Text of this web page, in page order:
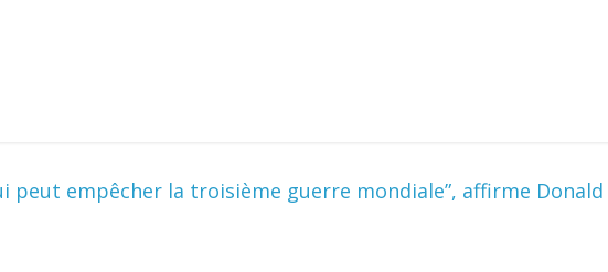
peut empêcher la troisième guerre mondiale”, affirme Donald